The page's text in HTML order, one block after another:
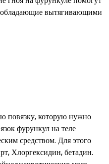
обладающие вытягивающими
повязку, которую нужно
фурункул на теле
средством. Для этого
Хлоргексидин, бетадин.